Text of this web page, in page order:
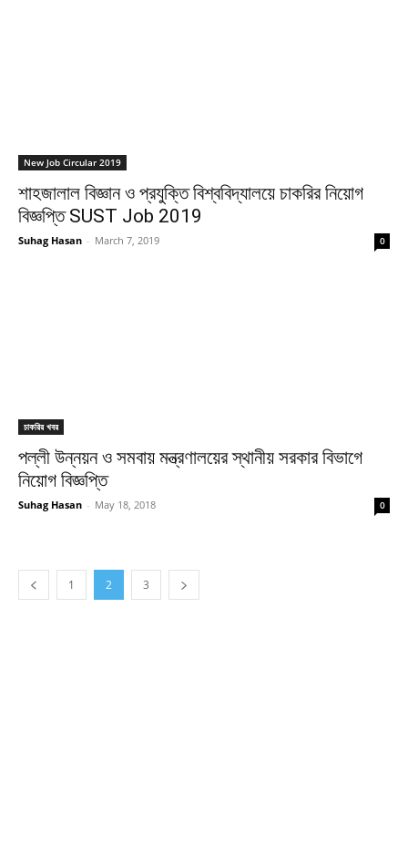
New Job Circular 2019
শাহজালাল বিজ্ঞান ও প্রযুক্তি বিশ্ববিদ্যালয়ে চাকরির নিয়োগ
বিজ্ঞপ্তি SUST Job 2019
Suhag Hasan - March 7, 2019 0
চাকরির খবর
পল্লী উন্নয়ন ও সমবায় মন্ত্রণালয়ের স্থানীয় সরকার বিভাগে
নিয়োগ বিজ্ঞপ্তি
Suhag Hasan - May 18, 2018 0
1 2 3